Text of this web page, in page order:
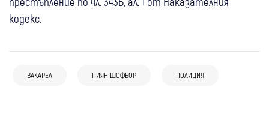
кодекс.
ВАКАРЕЛ ПИЯН ШОФЬОР ПОЛИЦИЯ
главата
30 катастрофи през юли в Кюстендилско,
Радомир